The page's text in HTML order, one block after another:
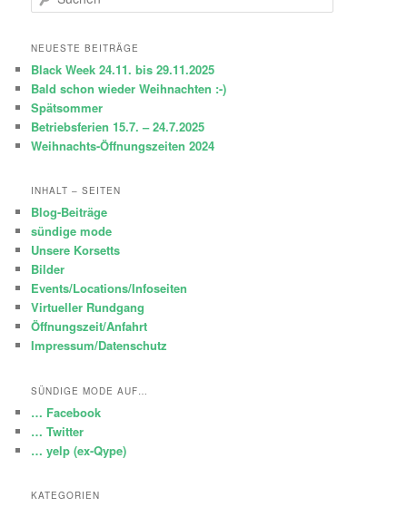
u
h
n
NEUESTE BEITRÄGE
Black Week 24.11. bis 29.11.2025
Bald schon wieder Weihnachten :-)
Spätsommer
Betriebsferien 15.7. – 24.7.2025
Weihnachts-Öffnungszeiten 2024
INHALT – SEITEN
Blog-Beiträge
sündige mode
Unsere Korsetts
Bilder
Events/Locations/Infoseiten
Virtueller Rundgang
Öffnungszeit/Anfahrt
Impressum/Datenschutz
SÜNDIGE MODE AUF…
… Facebook
… Twitter
… yelp (ex-Qype)
KATEGORIEN